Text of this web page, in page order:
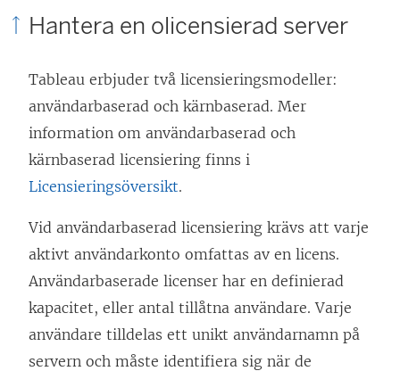
Hantera en olicensierad server
Tableau erbjuder två licensieringsmodeller:
användarbaserad och kärnbaserad. Mer
information om användarbaserad och
kärnbaserad licensiering finns i
Licensieringsöversikt.
Vid användarbaserad licensiering krävs att varje
aktivt användarkonto omfattas av en licens.
Användarbaserade licenser har en definierad
kapacitet, eller antal tillåtna användare. Varje
användare tilldelas ett unikt användarnamn på
servern och måste identifiera sig när de